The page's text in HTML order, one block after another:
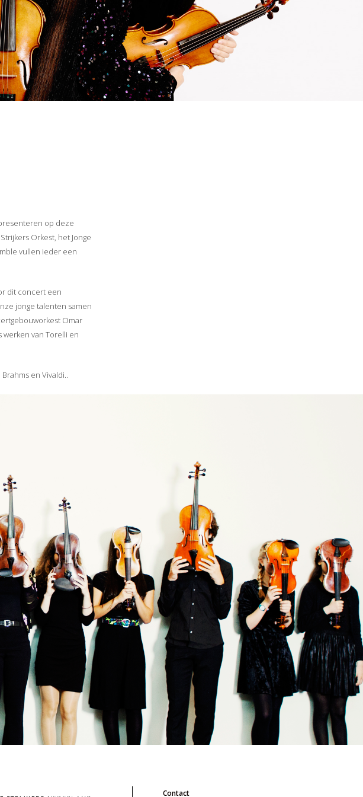
op deze
Orkest, het Jonge
vullen ieder een
dit concert een
jonge talenten samen
Omar
werken van Torelli en
en Vivaldi..
Contact